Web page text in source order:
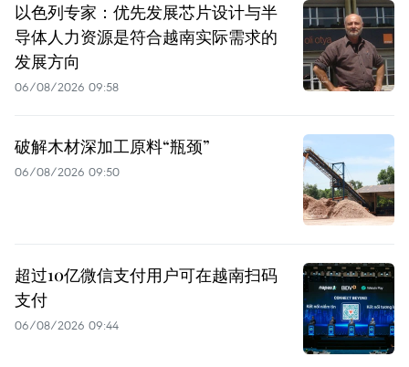
以色列专家：优先发展芯片设计与半
导体人力资源是符合越南实际需求的
发展方向
06/08/2026 09:58
破解木材深加工原料“瓶颈”
06/08/2026 09:50
超过10亿微信支付用户可在越南扫码
支付
06/08/2026 09:44